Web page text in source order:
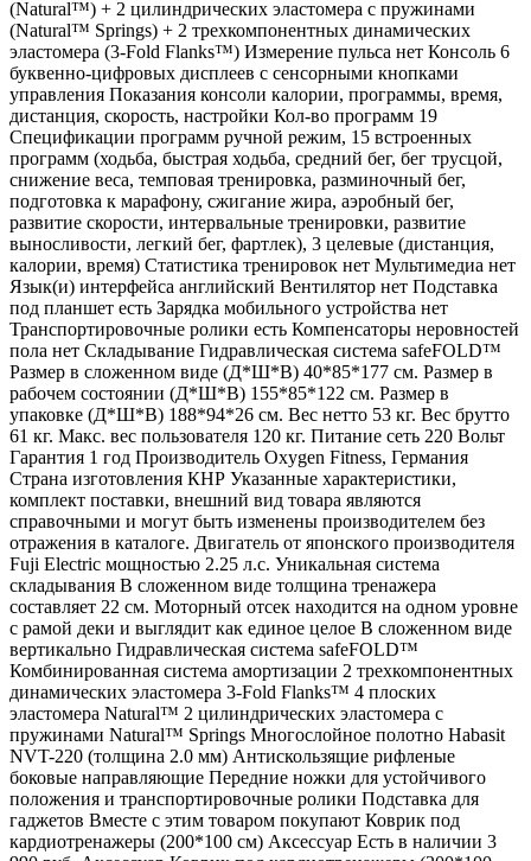
(Natural™) + 2 цилиндрических эластомера с пружинами
(Natural™ Springs) + 2 трехкомпонентных динамических
эластомера (3-Fold Flanks™) Измерение пульса нет Консоль 6
буквенно-цифровых дисплеев с сенсорными кнопками
управления Показания консоли калории, программы, время,
дистанция, скорость, настройки Кол-во программ 19
Спецификации программ ручной режим, 15 встроенных
программ (ходьба, быстрая ходьба, средний бег, бег трусцой,
снижение веса, темповая тренировка, разминочный бег,
подготовка к марафону, сжигание жира, аэробный бег,
развитие скорости, интервальные тренировки, развитие
выносливости, легкий бег, фартлек), 3 целевые (дистанция,
калории, время) Статистика тренировок нет Мультимедиа нет
Язык(и) интерфейса английский Вентилятор нет Подставка
под планшет есть Зарядка мобильного устройства нет
Транспортировочные ролики есть Компенсаторы неровностей
пола нет Складывание Гидравлическая система safeFOLD™
Размер в сложенном виде (Д*Ш*В) 40*85*177 см. Размер в
рабочем состоянии (Д*Ш*В) 155*85*122 см. Размер в
упаковке (Д*Ш*В) 188*94*26 см. Вес нетто 53 кг. Вес брутто
61 кг. Макс. вес пользователя 120 кг. Питание сеть 220 Вольт
Гарантия 1 год Производитель Oxygen Fitness, Германия
Страна изготовления КНР Указанные характеристики,
комплект поставки, внешний вид товара являются
справочными и могут быть изменены производителем без
отражения в каталоге. Двигатель от японского производителя
Fuji Electric мощностью 2.25 л.с. Уникальная система
складывания В сложенном виде толщина тренажера
составляет 22 см. Моторный отсек находится на одном уровне
с рамой деки и выглядит как единое целое В сложенном виде
вертикально Гидравлическая система safeFOLD™
Комбинированная система амортизации 2 трехкомпонентных
динамических эластомера 3-Fold Flanks™ 4 плоских
эластомера Natural™ 2 цилиндрических эластомера с
пружинами Natural™ Springs Многослойное полотно Habasit
NVT-220 (толщина 2.0 мм) Антискользящие рифленые
боковые направляющие Передние ножки для устойчивого
положения и транспортировочные ролики Подставка для
гаджетов Вместе с этим товаром покупают Коврик под
кардиотренажеры (200*100 см) Аксессуар Есть в наличии 3